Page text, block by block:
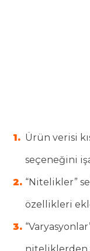
Ürün verisi
seçeneğini
“Nitelikler”
özellikleri